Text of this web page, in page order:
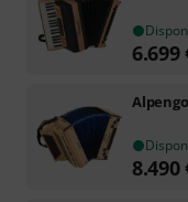
6.699
8.490